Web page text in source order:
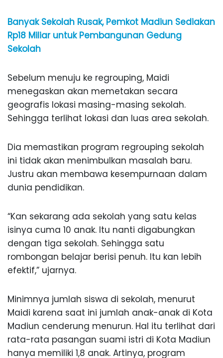
Banyak Sekolah Rusak, Pemkot Madiun Sediakan
Rp18 Miliar untuk Pembangunan Gedung
Sekolah
Sebelum menuju ke regrouping, Maidi
menegaskan akan memetakan secara
geografis lokasi masing-masing sekolah.
Sehingga terlihat lokasi dan luas area sekolah.
Dia memastikan program regrouping sekolah
ini tidak akan menimbulkan masalah baru.
Justru akan membawa kesempurnaan dalam
dunia pendidikan.
“Kan sekarang ada sekolah yang satu kelas
isinya cuma 10 anak. Itu nanti digabungkan
dengan tiga sekolah. Sehingga satu
rombongan belajar berisi penuh. Itu kan lebih
efektif,” ujarnya.
Minimnya jumlah siswa di sekolah, menurut
Maidi karena saat ini jumlah anak-anak di Kota
Madiun cenderung menurun. Hal itu terlihat dari
rata-rata pasangan suami istri di Kota Madiun
hanya memiliki 1,8 anak. Artinya, program